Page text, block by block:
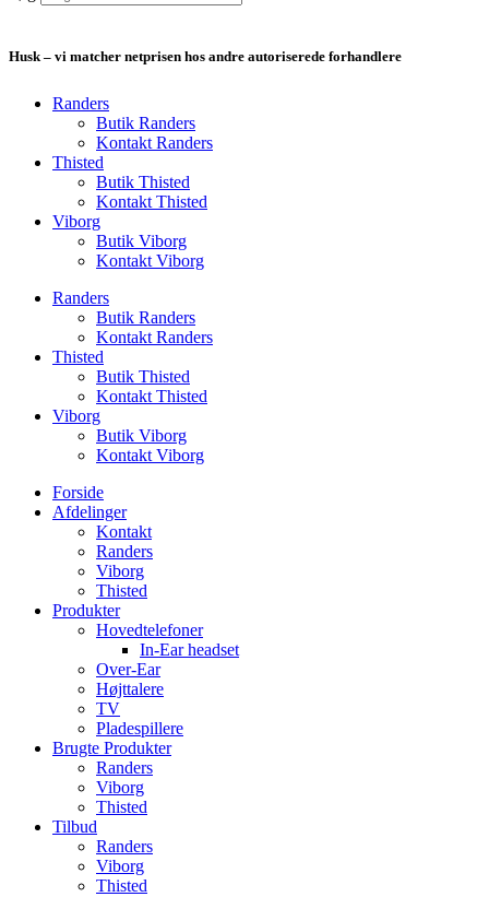
Husk – vi matcher netprisen hos andre autoriserede forhandlere
Randers
Butik Randers
Kontakt Randers
Thisted
Butik Thisted
Kontakt Thisted
Viborg
Butik Viborg
Kontakt Viborg
Randers
Butik Randers
Kontakt Randers
Thisted
Butik Thisted
Kontakt Thisted
Viborg
Butik Viborg
Kontakt Viborg
Forside
Afdelinger
Kontakt
Randers
Viborg
Thisted
Produkter
Hovedtelefoner
In-Ear headset
Over-Ear
Højttalere
TV
Pladespillere
Brugte Produkter
Randers
Viborg
Thisted
Tilbud
Randers
Viborg
Thisted